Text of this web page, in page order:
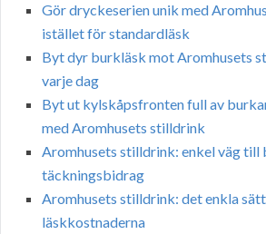
Gör dryckeserien unik med
istället för standardläsk
Byt dyr burkläsk mot Aromhusets
varje dag
Byt ut kylskåpsfronten full av
med Aromhusets stilldrink
Aromhusets stilldrink: enkel väg till
täckningsbidrag
Aromhusets stilldrink: det enkla
läskkostnaderna